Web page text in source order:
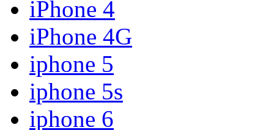
iPhone 4
iPhone 4G
iphone 5
iphone 5s
iphone 6